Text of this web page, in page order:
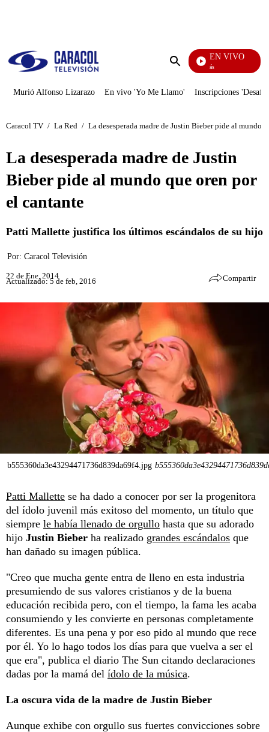
Enviar
EN VIVO
También Caerás
Murió Alfonso Lizarazo En vivo 'Yo Me Llamo' Inscripciones
Caracol TV / La Red / La desesperada madre de Justin Bieber pide al mundo
La desesperada madre de Justin
Bieber pide al mundo que oren por
el cantante
Patti Mallette justifica los últimos escándalos de su hijo
Por: Caracol Televisión
22 de Ene, 2014
Actualizado: 5 de feb, 2016 Compartir
b555360da3e43294471736d839da69f4.jpg
Patti Mallette se ha dado a conocer por ser la progenitora
del ídolo juvenil más exitoso del momento, un título que
siempre le había llenado de orgullo hasta que su adorado
hijo Justin Bieber ha realizado grandes escándalos que
han dañado su imagen pública.
"Creo que mucha gente entra de lleno en esta industria
presumiendo de sus valores cristianos y de la buena
educación recibida pero, con el tiempo, la fama les acaba
consumiendo y les convierte en personas completamente
diferentes. Es una pena y por eso pido al mundo que rece
por él. Yo lo hago todos los días para que vuelva a ser el
que era", publica el diario The Sun citando declaraciones
dadas por la mamá del ídolo de la música.
La oscura vida de la madre de Justin Bieber
Aunque exhibe con orgullo sus fuertes convicciones sobre